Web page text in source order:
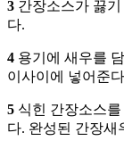
3 간장소스가 끓
다.
4 용기에 새우를
이사이에 넣어준
5 식힌 간장소스
다. 완성된 간장새